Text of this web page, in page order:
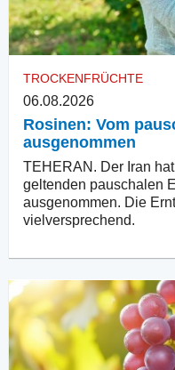
TROCKENFRÜCHTE
06.08.2026
Rosinen: Vom
ausgenommen
TEHERAN. Der Iran
geltenden pauschalen
ausgenommen. Die
vielversprechend.